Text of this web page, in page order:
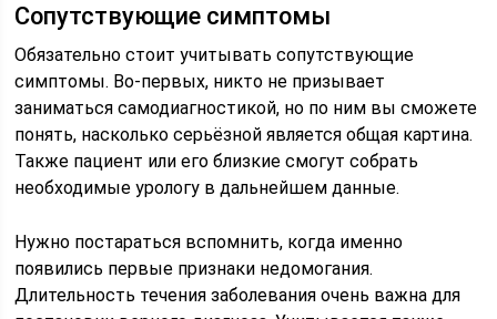
Сопутствующие симптомы
Обязательно стоит учитывать сопутствующие
симптомы. Во-первых, никто не призывает
заниматься самодиагностикой, но по ним вы сможете
понять, насколько серьёзной является общая картина.
Также пациент или его близкие смогут собрать
необходимые урологу в дальнейшем данные.
Нужно постараться вспомнить, когда именно
появились первые признаки недомогания.
Длительность течения заболевания очень важна для